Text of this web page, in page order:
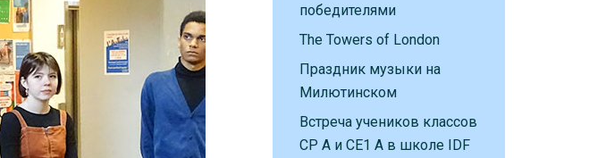
победителями
The Towers of London
Праздник музыки на
Милютинском
Встреча учеников классов
CP A и CE1 A в школе IDF